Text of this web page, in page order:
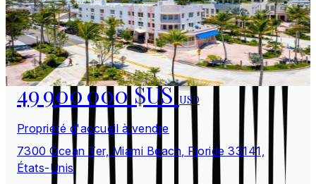
49 900 000 $USUSD
Propriété d'accueil à vendre
7300 Ocean Ter, Miami Beach, Floride 33141,
États-Unis